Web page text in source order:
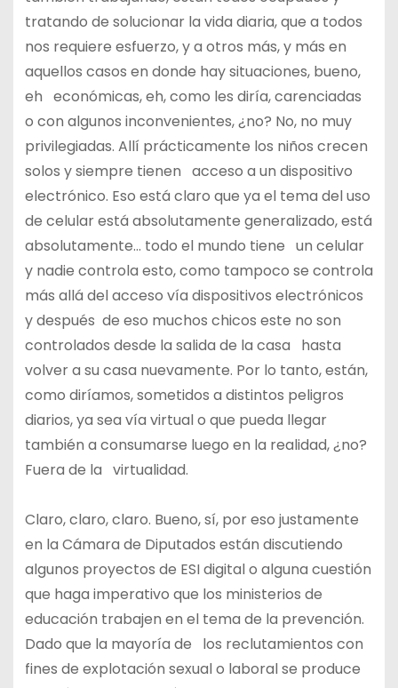
tratando de solucionar la vida diaria, que a todos
nos requiere esfuerzo, y a otros más, y más en
aquellos casos en donde hay situaciones, bueno,
eh económicas, eh, como les diría, carenciadas
o con algunos inconvenientes, ¿no? No, no muy
privilegiadas. Allí prácticamente los niños crecen
solos y siempre tienen acceso a un dispositivo
electrónico. Eso está claro que ya el tema del uso
de celular está absolutamente generalizado, está
absolutamente… todo el mundo tiene un celular
y nadie controla esto, como tampoco se controla
más allá del acceso vía dispositivos electrónicos
y después de eso muchos chicos este no son
controlados desde la salida de la casa hasta
volver a su casa nuevamente. Por lo tanto, están,
como diríamos, sometidos a distintos peligros
diarios, ya sea vía virtual o que pueda llegar
también a consumarse luego en la realidad, ¿no?
Fuera de la virtualidad.
Claro, claro, claro. Bueno, sí, por eso justamente
en la Cámara de Diputados están discutiendo
algunos proyectos de ESI digital o alguna cuestión
que haga imperativo que los ministerios de
educación trabajen en el tema de la prevención.
Dado que la mayoría de los reclutamientos con
fines de explotación sexual o laboral se produce